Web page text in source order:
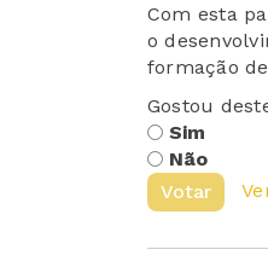
Com esta
o
formação
Gostou
Sim
Não
Votar